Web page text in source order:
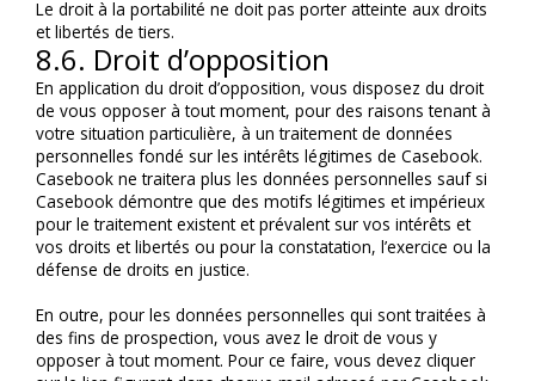
Le droit à la portabilité ne doit pas porter atteinte aux droits
et libertés de tiers.
8.6. Droit d’opposition
En application du droit d’opposition, vous disposez du droit
de vous opposer à tout moment, pour des raisons tenant à
votre situation particulière, à un traitement de données
personnelles fondé sur les intérêts légitimes de Casebook.
Casebook ne traitera plus les données personnelles sauf si
Casebook démontre que des motifs légitimes et impérieux
pour le traitement existent et prévalent sur vos intérêts et
vos droits et libertés ou pour la constatation, l’exercice ou la
défense de droits en justice.
En outre, pour les données personnelles qui sont traitées à
des fins de prospection, vous avez le droit de vous y
opposer à tout moment. Pour ce faire, vous devez cliquer